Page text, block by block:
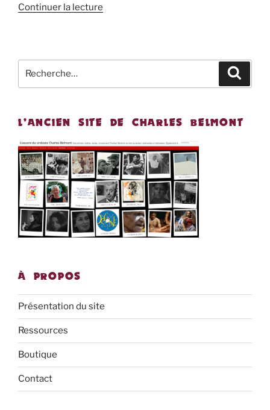
Continuer la lecture
pour
L’ANCIEN SITE DE CHARLES BELMONT
À PROPOS
Présentation du site
Ressources
Boutique
Contact